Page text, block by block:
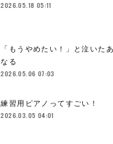
2026.05.18 05:11
「もうやめたい！」と泣いた
なる
2026.05.06 07:03
練習用ピアノってすごい！
2026.03.05 04:01